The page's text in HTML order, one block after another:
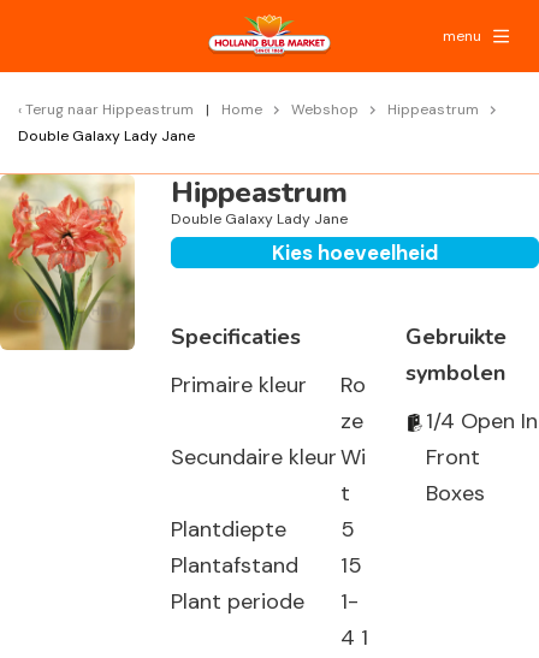
menu
Terug naar Hippeastrum Home Webshop
Hippeastrum
Double Galaxy Lady Jane
Hippeastrum
Double Galaxy Lady Jane
Kies hoeveelheid
Specificaties
Primaire kleur
Ro
ze
Secundaire kleurWi
t
Plantdiepte
5
Plantafstand
15
Plant periode
1-
4 1
Gebruikte
symbolen
1/4 Open In
Front
Boxes